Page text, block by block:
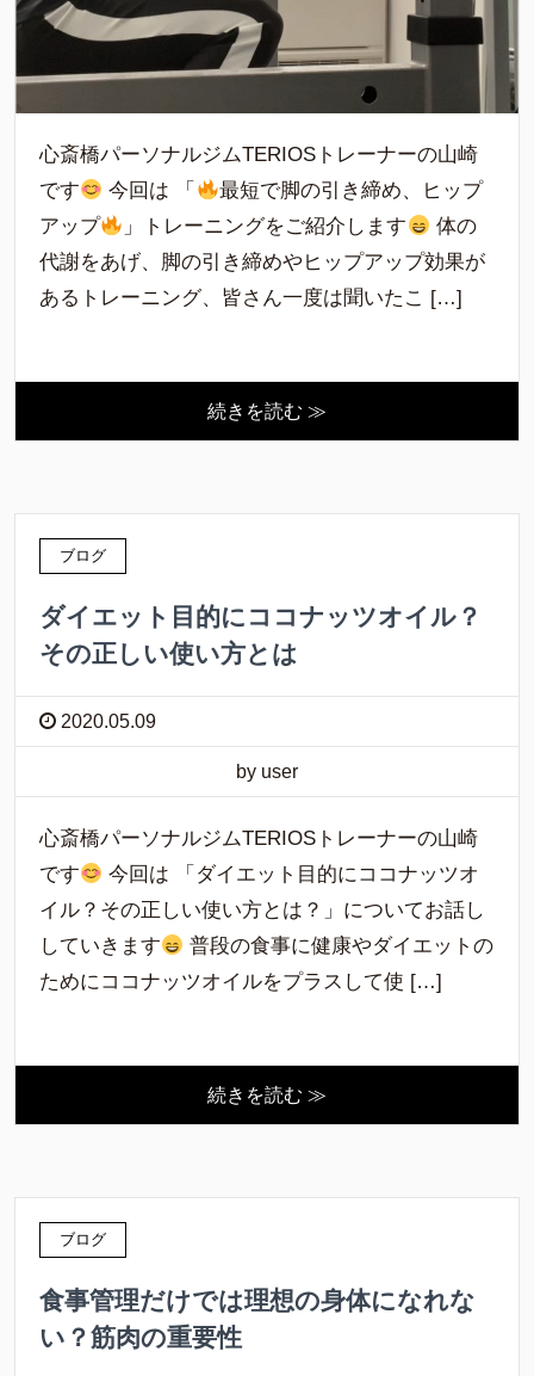
心斎橋パーソナルジムTERIOSトレーナーの山崎
です
今回は 「
最短で脚の引き締め、ヒップ
アップ
」トレーニングをご紹介します
体の
代謝をあげ、脚の引き締めやヒップアップ効果が
あるトレーニング、皆さん一度は聞いたこ […]
続きを読む ≫
ブログ
ダイエット目的にココナッツオイル？
その正しい使い方とは
2020.05.09
by user
心斎橋パーソナルジムTERIOSトレーナーの山崎
です
今回は 「ダイエット目的にココナッツオ
イル？その正しい使い方とは？」についてお話し
していきます
普段の食事に健康やダイエットの
ためにココナッツオイルをプラスして使 […]
続きを読む ≫
ブログ
食事管理だけでは理想の身体になれな
い？筋肉の重要性